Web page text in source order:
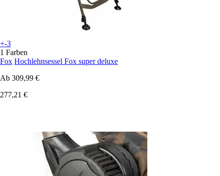
+-3
1 Farben
Fox Hochlehnsessel Fox super deluxe
Ab 309,99 €
277,21 €